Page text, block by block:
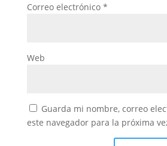
Correo electrónico *
Web
Guarda mi nombre, correo
este navegador para la próxima